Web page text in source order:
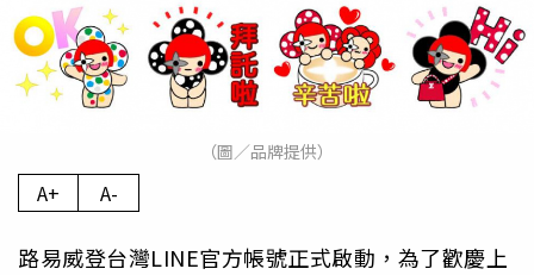
（圖／品牌提供）
A+ A-
路易威登台灣LINE官方帳號正式啟動，為了歡慶上